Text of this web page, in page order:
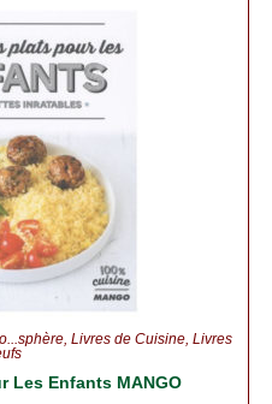
, Livres de Cuisine, Livres
Les Enfants MANGO